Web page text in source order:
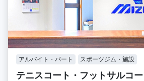
アルバイト・パート スポーツジム・施設
テニスコート・フットサルコ